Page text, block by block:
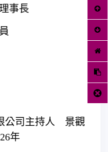
事長
公司主持人 景觀
年